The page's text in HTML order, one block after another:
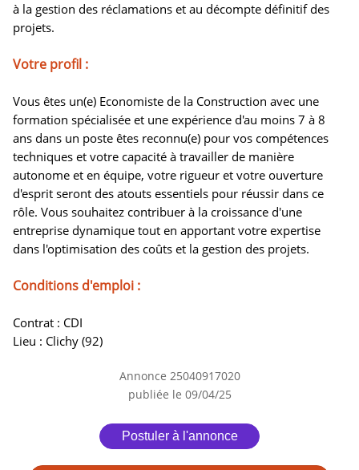
à la gestion des réclamations et au décompte définitif des
projets.
Votre profil :
Vous êtes un(e) Economiste de la Construction avec une
formation spécialisée et une expérience d'au moins 7 à 8
ans dans un poste êtes reconnu(e) pour vos compétences
techniques et votre capacité à travailler de manière
autonome et en équipe, votre rigueur et votre ouverture
d'esprit seront des atouts essentiels pour réussir dans ce
rôle. Vous souhaitez contribuer à la croissance d'une
entreprise dynamique tout en apportant votre expertise
dans l'optimisation des coûts et la gestion des projets.
Conditions d'emploi :
Contrat : CDI
Lieu : Clichy (92)
Annonce 25040917020
publiée le 09/04/25
Postuler à l'annonce